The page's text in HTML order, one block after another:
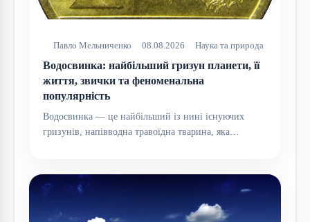
Павло Мельниченко 08.08.2026 Наука та природа
Водосвинка: найбільший гризун планети, її
життя, звички та феноменальна
популярність
Водосвинка — це найбільший із нині існуючих
гризунів, напівводна травоїдна тварина, яка…